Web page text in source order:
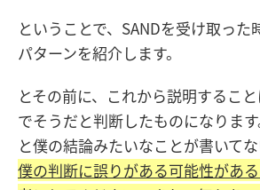
ということで、SANDを受け取った
パターンを紹介します。
とその前に、これから説明するこ
でそうだと判断したものになりま
と僕の結論みたいなことが書いてな
僕の判断に誤りがある可能性があ